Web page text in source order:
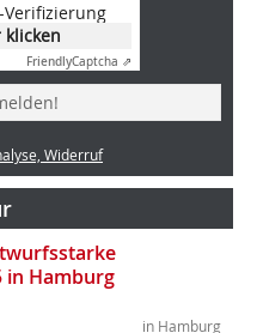
klicken
FriendlyCaptcha ⇗
Widerruf
in Hamburg
in Hamburg